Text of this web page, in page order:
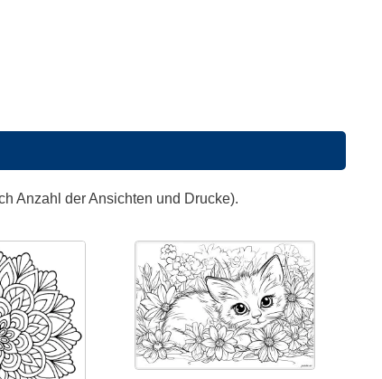
Anzahl der Ansichten und Drucke).